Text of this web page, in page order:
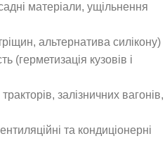
матеріали, ущільнення
альтернатива силікону)
(герметизація кузовів і
залізничних вагонів,
та кондиціонерні